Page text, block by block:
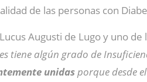
de las personas con
Augusti de Lugo y uno de
tiene algún grado de
unidasporque desde